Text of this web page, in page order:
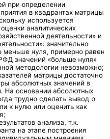
при определении
в квадрантах матрицы
используется
аналитических
деятельности» и
значительно
меньше нуля, примерно равен
значений «больше нуля»
методологии невозможно;
матрицы достаточно
абсолютных значений в
На основании абсолютных
трудно сделать вывод о
к нулю или оценить как
анализа, т.к.
на этапе построения